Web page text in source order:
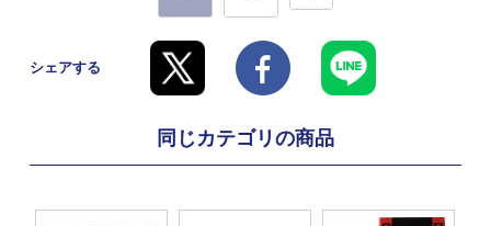
シェアする
同じカテゴリの商品